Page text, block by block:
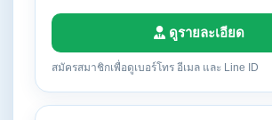
ดูรายละเอียด
สมัครสมาชิกเพื่อดูเบอร์โทร อีเมล และ Line ID